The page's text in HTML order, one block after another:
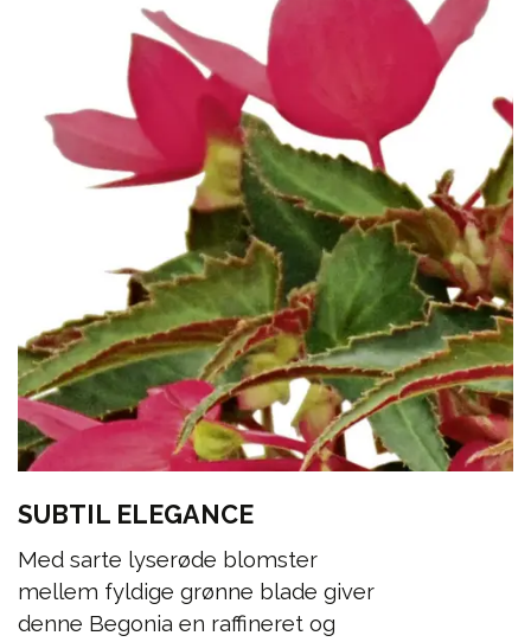
SUBTIL ELEGANCE
Med sarte lyserøde blomster
mellem fyldige grønne blade giver
denne Begonia en raffineret og